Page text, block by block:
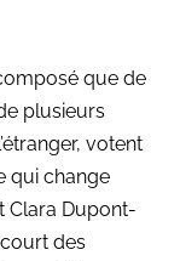
que de
plusieurs
votent
qui change
Clara Dupont-
des